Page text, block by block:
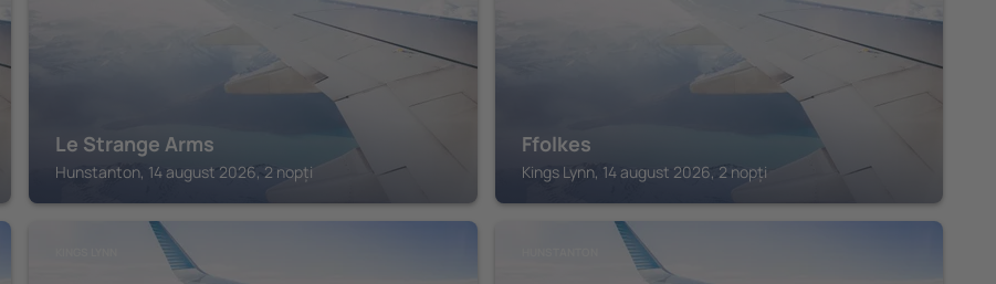
Le Strange Arms
Hunstanton, 14 august 2026, 2 nopți
Ffolkes
Kings Lynn, 14 august 2026, 2 nopți